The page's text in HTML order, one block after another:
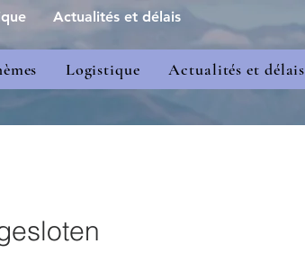
Logistique Actualités et délais
Actualités et délais